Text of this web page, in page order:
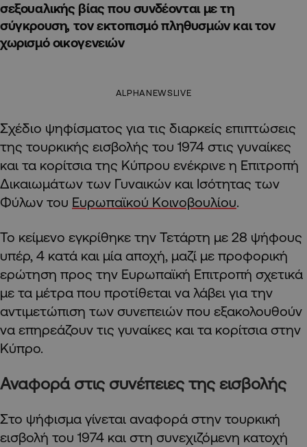
σεξουαλικής βίας που συνδέονται με τη
σύγκρουση, τον εκτοπισμό πληθυσμών και τον
χωρισμό οικογενειών
ALPHANEWSLIVE
Σχέδιο ψηφίσματος για τις διαρκείς επιπτώσεις
της τουρκικής εισβολής του 1974 στις γυναίκες
και τα κορίτσια της Κύπρου ενέκρινε η Επιτροπή
Δικαιωμάτων των Γυναικών και Ισότητας των
Φύλων του Ευρωπαϊκού Κοινοβουλίου.
Το κείμενο εγκρίθηκε την Τετάρτη με 28 ψήφους
υπέρ, 4 κατά και μία αποχή, μαζί με προφορική
ερώτηση προς την Ευρωπαϊκή Επιτροπή σχετικά
με τα μέτρα που προτίθεται να λάβει για την
αντιμετώπιση των συνεπειών που εξακολουθούν
να επηρεάζουν τις γυναίκες και τα κορίτσια στην
Κύπρο.
Αναφορά στις συνέπειες της εισβολής
Στο ψήφισμα γίνεται αναφορά στην τουρκική
εισβολή του 1974 και στη συνεχιζόμενη κατοχή